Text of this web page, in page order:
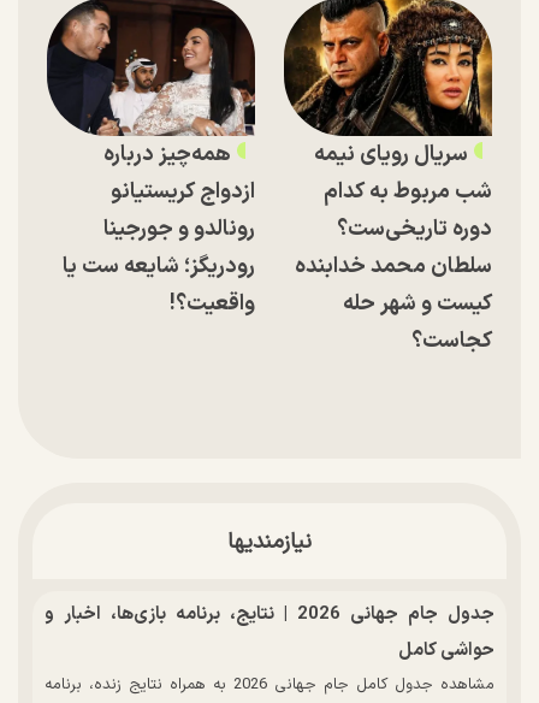
سریال رویای نیمه
شب مربوط به کدام
دوره تاریخی‌ست؟
سلطان محمد خدابنده
کیست و شهر حله
کجاست؟
همه‌چیز درباره
ازدواج کریستیانو
رونالدو و جورجینا
رودریگز؛ شایعه ست یا
واقعیت؟!
نیازمندیها
جدول جام جهانی 2026 | نتایج، برنامه بازی‌ها، اخبار و
حواشی کامل
مشاهده جدول کامل جام جهانی 2026 به همراه نتایج زنده، برنامه